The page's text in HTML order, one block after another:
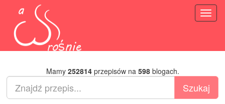
Mamy 252814przepisów na 598blogach.